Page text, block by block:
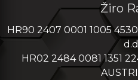
Žiro
HR90 2407 0001 1005
HR02 2484 0081 1351